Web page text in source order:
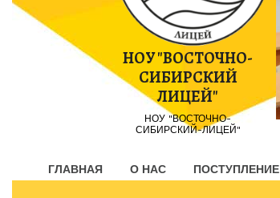
НОУ "ВОСТОЧНО-
СИБИРСКИЙ
ЛИЦЕЙ"
НОУ "ВОСТОЧНО-
СИБИРСКИЙ-ЛИЦЕЙ"
ГЛАВНАЯ О НАС ПОСТУПЛЕНИЕ